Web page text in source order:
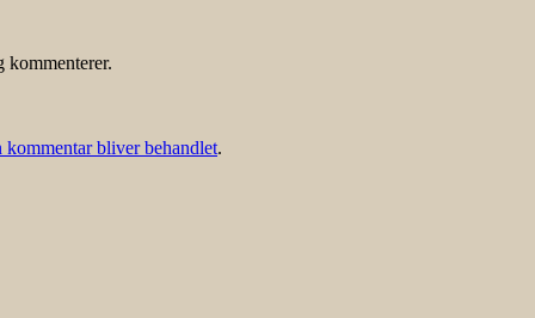
kommenterer.
bliver behandlet.